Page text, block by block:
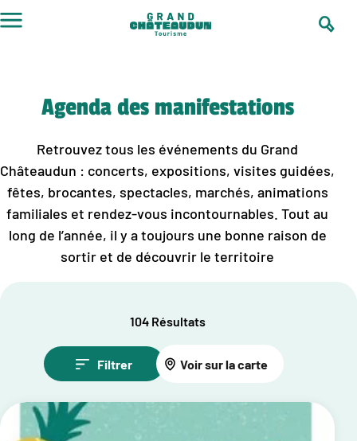
au
Agenda des manifestations
Retrouvez tous les événements du Grand
Châteaudun : concerts, expositions, visites guidées,
fêtes, brocantes, spectacles, marchés, animations
familiales et rendez-vous incontournables. Tout au
long de l’année, il y a toujours une bonne raison de
sortir et de découvrir le territoire
104 Résultats
Filtrer Voir sur la carte